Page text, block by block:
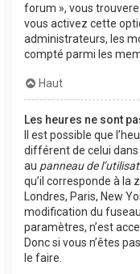
forum », vous
vous activez cette
administrateurs, les
compté parmi les
Haut
Les heures ne sont
Il est possible que
différent de celui dans
au panneau de
qu’il corresponde à la
Londres, Paris, New
modification du
paramètres, n’est
Donc si vous n’êtes
le faire.